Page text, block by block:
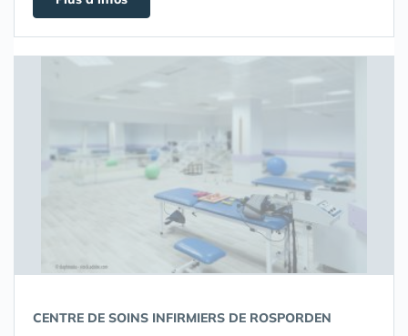
CENTRE DE SOINS INFIRMIERS DE ROSPORDEN